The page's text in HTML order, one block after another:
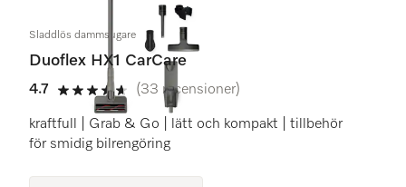
Sladdlös dammsugare
Duoflex HX1 CarCare
4.7
4.7 stars out of 5
(33 recensioner)
kraftfull | Grab & Go | lätt och kompakt | tillbehör
för smidig bilrengöring